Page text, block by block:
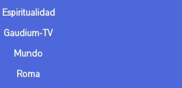
Espiritualidad
Gaudium-TV
Mundo
Roma